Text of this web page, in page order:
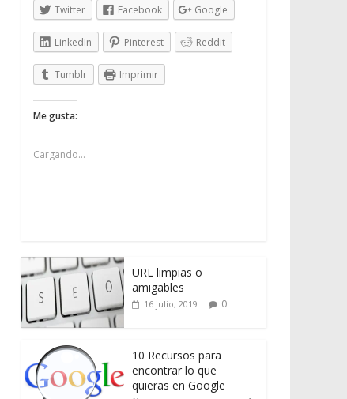
Twitter Facebook Google
LinkedIn Pinterest Reddit
Tumblr Imprimir
Me gusta:
Cargando...
URL limpias o
amigables
16 julio, 2019 0
10 Recursos para
encontrar lo que
quieras en Google